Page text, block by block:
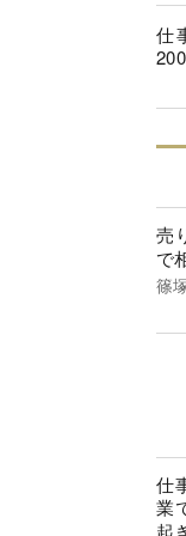
仕
売
で
篠
仕
業
起